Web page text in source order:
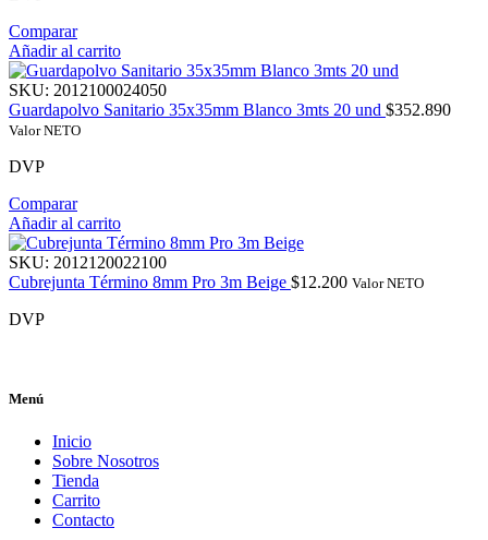
Comparar
Añadir al carrito
SKU: 2012100024050
Guardapolvo Sanitario 35x35mm Blanco 3mts 20 und $352.890
Valor NETO
DVP
Comparar
Añadir al carrito
SKU: 2012120022100
Cubrejunta Término 8mm Pro 3m Beige $12.200 Valor NETO
DVP
Menú
Inicio
Sobre Nosotros
Tienda
Carrito
Contacto